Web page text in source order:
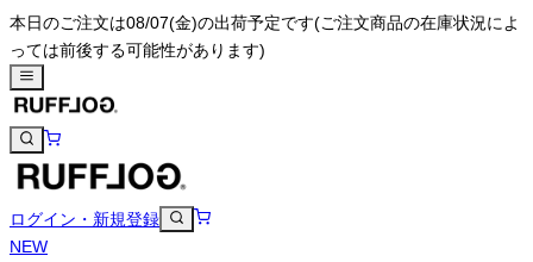
本日のご注文は08/07(金)の出荷予定です(ご注文商品の在庫状況によ
っては前後する可能性があります)
ログイン・新規登録
NEW